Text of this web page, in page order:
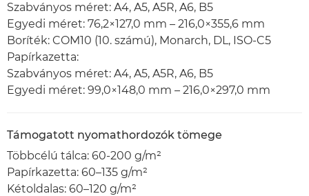
Szabványos méret: A4, A5, A5R, A6, B5
Egyedi méret: 76,2×127,0 mm – 216,0×355,6 mm
Boríték: COM10 (10. számú), Monarch, DL, ISO-C5
Papírkazetta:
Szabványos méret: A4, A5, A5R, A6, B5
Egyedi méret: 99,0×148,0 mm – 216,0×297,0 mm
Támogatott nyomathordozók tömege
Többcélú tálca: 60-200 g/m²
Papírkazetta: 60–135 g/m²
Kétoldalas: 60–120 g/m²